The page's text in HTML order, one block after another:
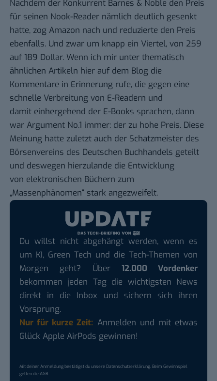
Nachdem der Konkurrent Barnes & Noble den Preis
für seinen Nook-Reader nämlich deutlich gesenkt
hatte, zog Amazon nach und reduzierte den Preis
ebenfalls. Und zwar um knapp ein Viertel, von 259
auf 189 Dollar. Wenn ich mir unter thematisch
ähnlichen Artikeln hier auf dem Blog die
Kommentare in Erinnerung rufe, die gegen eine
schnelle Verbreitung von E-Readern und
damit einhergehend der E-Books sprachen, dann
war Argument No.1 immer: der zu hohe Preis. Diese
Meinung hatte zuletzt auch der Schatzmeister des
Börsenvereins des Deutschen Buchhandels geteilt
und deswegen hierzulande die Entwicklung
von elektronischen Büchern zum
„Massenphänomen“ stark angezweifelt.
Du willst nicht abgehängt werden, wenn es
um KI, Green Tech und die Tech-Themen von
Morgen geht? Über 12.000 Vordenker
bekommen jeden Tag die wichtigsten News
direkt in die Inbox und sichern sich ihren
Vorsprung.
Nur für kurze Zeit: Anmelden und mit etwas
Glück Apple AirPods gewinnen!
Mit deiner Anmeldung bestätigst du unsereDatenschutzerklärung. Beim Gewinnspiel
gelten dieAGB.